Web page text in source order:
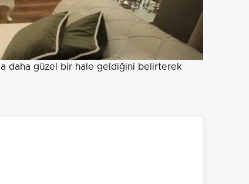
daha güzel bir hale geldiğini belirterek